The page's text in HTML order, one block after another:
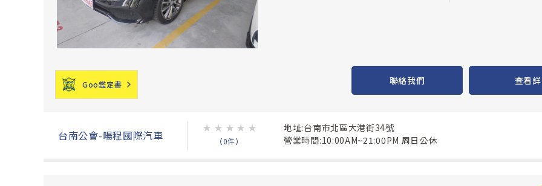
Goo鑑定書 聯絡我們 查看
台南公會-暘程國際汽車
★ ★ ★ ★ ★
（0件）
地址:台南市北區大港街34號
營業時間:10:00AM~21:00PM 周日公休